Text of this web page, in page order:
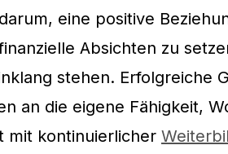
eine positive
Absichten zu
stehen. Erfolgreiche
an die eigene Fähigkeit,
mit kontinuierlicher